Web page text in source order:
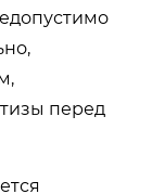
перед